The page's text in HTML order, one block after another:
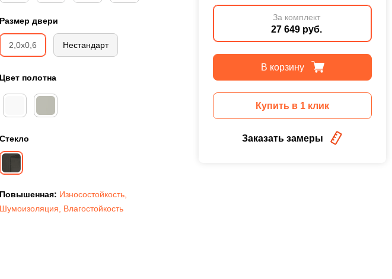
Размер двери
2,0х0,6 Нестандарт
Цвет полотна
Стекло
Повышенная: Износостойкость,
Шумоизоляция, Влагостойкость
За комплект
27 649 руб.
В корзину
Купить в 1 клик
Заказать замеры